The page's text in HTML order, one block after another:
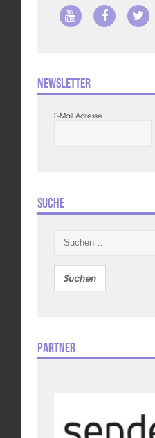
Newsletter
E-Mail Adresse
Suche
nach:
Partner